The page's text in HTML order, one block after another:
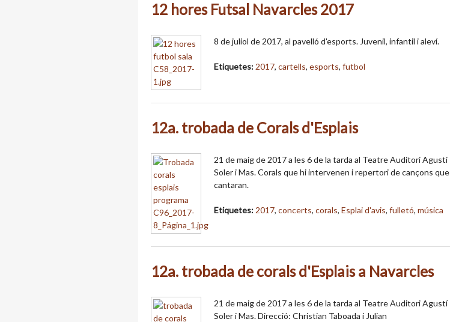
12 hores Futsal Navarcles 2017
8 de juliol de 2017, al pavelló d'esports. Juvenil, infantil i aleví.
Etiquetes: 2017, cartells, esports, futbol
12a. trobada de Corals d'Esplais
21 de maig de 2017 a les 6 de la tarda al Teatre Auditori Agustí
Soler i Mas. Corals que hi intervenen i repertori de cançons que
cantaran.
Etiquetes: 2017, concerts, corals, Esplai d'avis, fulletó, música
12a. trobada de corals d'Esplais a Navarcles
21 de maig de 2017 a les 6 de la tarda al Teatre Auditori Agustí
Soler i Mas. Direcció: Christian Taboada i Julian